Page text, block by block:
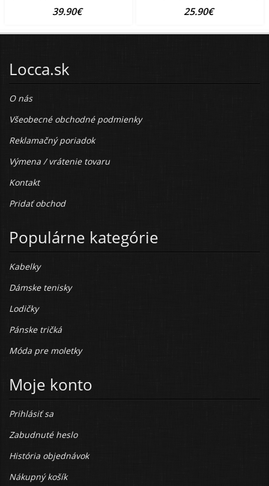
39.90€ 25.90€
Locca.sk
O nás
Všeobecné obchodné podmienky
Reklamačný poriadok
Výmena / vrátenie tovaru
Kontakt
Pridať obchod
Populárne kategórie
Kabelky
Dámske tenisky
Lodičky
Pánske tričká
Móda pre moletky
Moje konto
Prihlásiť sa
Zabudnuté heslo
História objednávok
Nákupný košík